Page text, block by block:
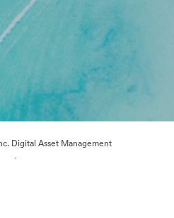
Digital Asset Management
·